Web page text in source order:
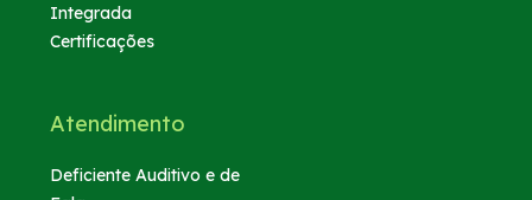
Integrada
Certificações
Atendimento
Deficiente Auditivo e de